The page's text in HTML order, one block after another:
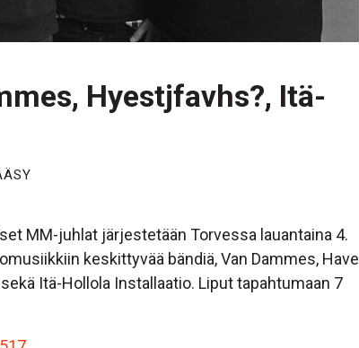
Hyestjfavhs?, Itä-
MM-juhlat järjestetään Torvessa lauantaina 4.
keskittyvää bändiä, Van Dammes, Have
Itä-Hollola Installaatio. Liput tapahtumaan 7